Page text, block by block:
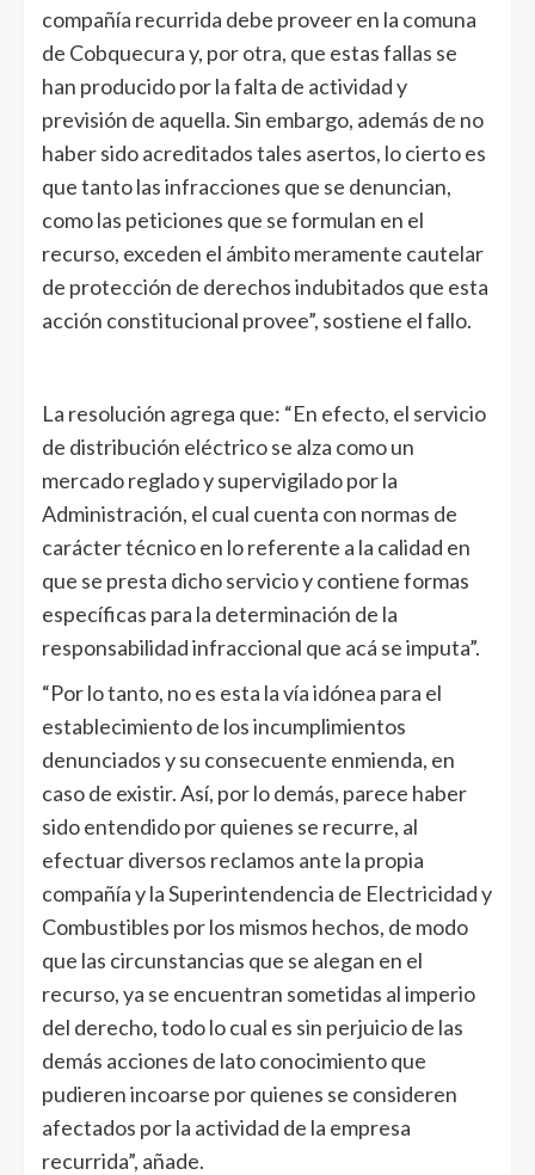
compañía recurrida debe proveer en la comuna
de Cobquecura y, por otra, que estas fallas se
han producido por la falta de actividad y
previsión de aquella. Sin embargo, además de no
haber sido acreditados tales asertos, lo cierto es
que tanto las infracciones que se denuncian,
como las peticiones que se formulan en el
recurso, exceden el ámbito meramente cautelar
de protección de derechos indubitados que esta
acción constitucional provee”, sostiene el fallo.
La resolución agrega que: “En efecto, el servicio
de distribución eléctrico se alza como un
mercado reglado y supervigilado por la
Administración, el cual cuenta con normas de
carácter técnico en lo referente a la calidad en
que se presta dicho servicio y contiene formas
específicas para la determinación de la
responsabilidad infraccional que acá se imputa”.
“Por lo tanto, no es esta la vía idónea para el
establecimiento de los incumplimientos
denunciados y su consecuente enmienda, en
caso de existir. Así, por lo demás, parece haber
sido entendido por quienes se recurre, al
efectuar diversos reclamos ante la propia
compañía y la Superintendencia de Electricidad y
Combustibles por los mismos hechos, de modo
que las circunstancias que se alegan en el
recurso, ya se encuentran sometidas al imperio
del derecho, todo lo cual es sin perjuicio de las
demás acciones de lato conocimiento que
pudieren incoarse por quienes se consideren
afectados por la actividad de la empresa
recurrida”, añade.